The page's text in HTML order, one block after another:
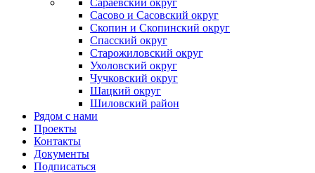
Сараевский округ
Сасово и Сасовский округ
Скопин и Скопинский округ
Спасский округ
Старожиловский округ
Ухоловский округ
Чучковский округ
Шацкий округ
Шиловский район
Рядом с нами
Проекты
Контакты
Документы
Подписаться